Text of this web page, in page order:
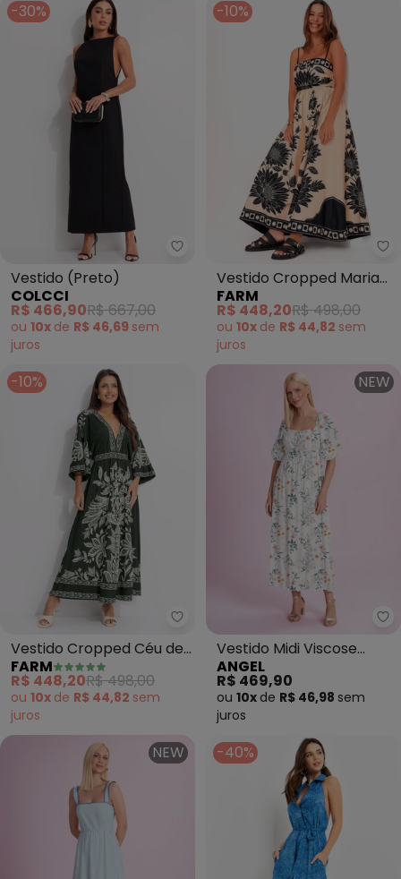
-30%
Colcci - Vestido (Preto)
Vestido (Preto)
COLCCI
R$ 466,90R$ 667,00
ou 10x de R$ 46,69 sem
juros
-10%
Vestido Cropped Maria
Lia (Preto)
FARM
R$ 448,20R$ 498,00
ou 10x de R$ 44,82 sem
juros
-10%
Farm - Vestido Cropped Céu
Vestido Cropped Céu de
Arara (Verde)
FARM
R$ 448,20R$ 498,00
ou 10x de R$ 44,82 sem
juros
NEW
Vestido Midi Viscose
Estampada (Branco)
ANGEL
R$ 469,90
ou 10x de R$ 46,98 sem
juros
NEW -40%